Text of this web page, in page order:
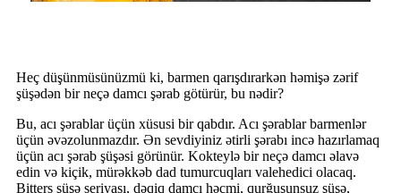
Heç düşünmüsünüzmü ki, barmen qarışdırarkən həmişə zərif
şüşədən bir neçə damcı şərab götürür, bu nədir?
Bu, acı şərablar üçün xüsusi bir qabdır. Acı şərablar barmenlər
üçün əvəzolunmazdır. Ən sevdiyiniz ətirli şərabı incə hazırlamaq
üçün acı şərab şüşəsi görünür. Kokteylə bir neçə damcı əlavə
edin və kiçik, mürəkkəb dad tumurcuqları valehedici olacaq.
Bitters şüşə seriyası, dəqiq damcı həcmi, qurğuşunsuz şüşə,